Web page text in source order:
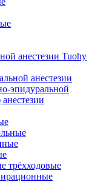
анестезии Tuohy
анестезии
эпидуральной
трёхходовые